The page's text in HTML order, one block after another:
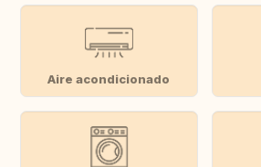
Aire acondicionado